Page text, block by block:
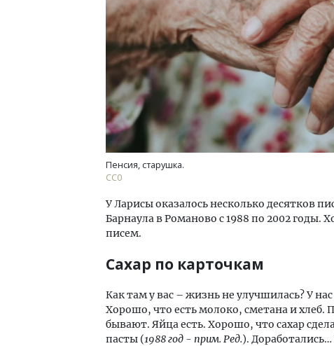
Пенсия, старушка.
CC0
У Ларисы оказалось несколько десятков
Барнаула в Романово с 1988 по 2002
писем.
Сахар по карточкам
Как там у вас – жизнь не улучшилась? У
Хорошо, что есть молоко, сметана и хлеб.
бывают. Яйца есть. Хорошо, что сахар
пасты (1988 год - прим. Ред.).
Ищем